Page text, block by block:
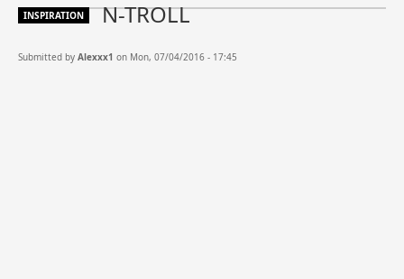
INSPIRATION N-TROLL
Submitted by Alexxx1 on Mon, 07/04/2016 - 17:45